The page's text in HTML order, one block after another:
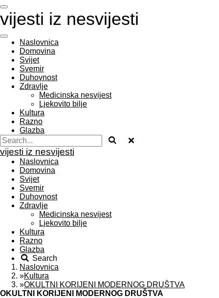
Skip
to
main
content
vijesti iz nesvijesti
Naslovnica
Domovina
Svijet
Svemir
Duhovnost
Zdravlje
Medicinska nesvijest
Ljekovito bilje
Kultura
Razno
Glazba
vijesti iz nesvijesti
Naslovnica
Domovina
Svijet
Svemir
Duhovnost
Zdravlje
Medicinska nesvijest
Ljekovito bilje
Kultura
Razno
Glazba
Search
Naslovnica
»Kultura
»OKULTNI KORIJENI MODERNOG DRUŠTVA
OKULTNI KORIJENI MODERNOG DRUŠTVA